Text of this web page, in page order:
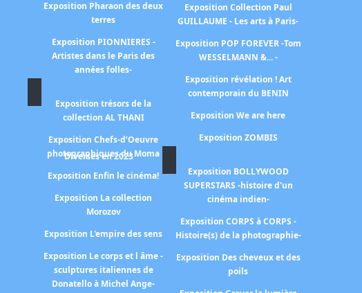
Exposition Pharaon des deux
terres
Exposition PIONNIERES -
Artistes dans le Paris des
années folles-
Exposition trésors de la
collection AL THANI
Exposition Chefs-d’Oeuvre
photographiques du Moma
Exposition Enfin le cinéma!
Exposition La collection
Morozov
Exposition L'empire des sens
Exposition Le corps et l âme -
sculptures italiennes de
Donatello à Michel Ange-
Exposition Collection Paul
GUILLAUME - Les arts à Paris-
Exposition POP FOREVER -Tom
WESSELMANN &... -
Exposition révélation ! Art
contemporain du BENIN
Exposition We are here
Exposition ZOMBIS
Diverses en 2023
Exposition BOLLYWOOD
SUPERSTARS -histoire d'un
cinéma indien-
Exposition CORPS à CORPS -
Histoire(s) de la photographie-
Exposition Des cheveux et des
poils